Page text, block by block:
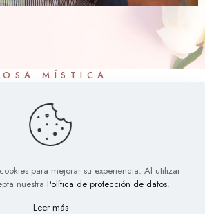
MÍSTICA
para mejorar su experiencia. Al utilizar
nuestra Política de protección de datos.
Leer más